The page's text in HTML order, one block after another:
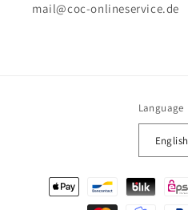
mail@coc-onlineservice.de
Language
English
Payment
methods